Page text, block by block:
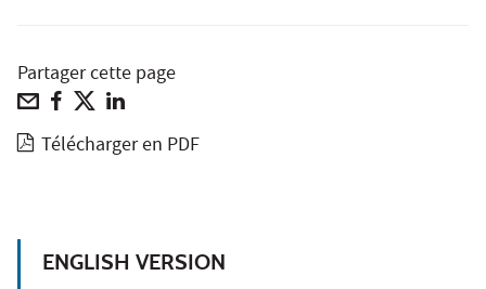
Partager cette page
Télécharger en PDF
ENGLISH VERSION